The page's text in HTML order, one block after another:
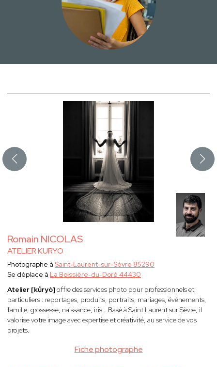
Romain NICOLAS
ATELIER KURYO
Fiche photographe
Photographe à Saint-Laurent-sur-Sèvre 85290
Se déplace à La Boissière-du-Doré 44430
Atelier [kůryò]offre des services photo pour professionnels et
particuliers : reportages, produits, portraits, mariages, événements,
famille, grossesse, naissance, iris… Basé à Saint Laurent sur Sèvre, il
valorise votre image avec expertise et créativité, au service de vos
projets.